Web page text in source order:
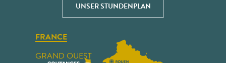
UNSER STUNDENPLAN
FRANCE
GRAND OUEST